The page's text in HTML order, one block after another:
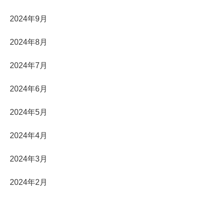
2024年9月
2024年8月
2024年7月
2024年6月
2024年5月
2024年4月
2024年3月
2024年2月